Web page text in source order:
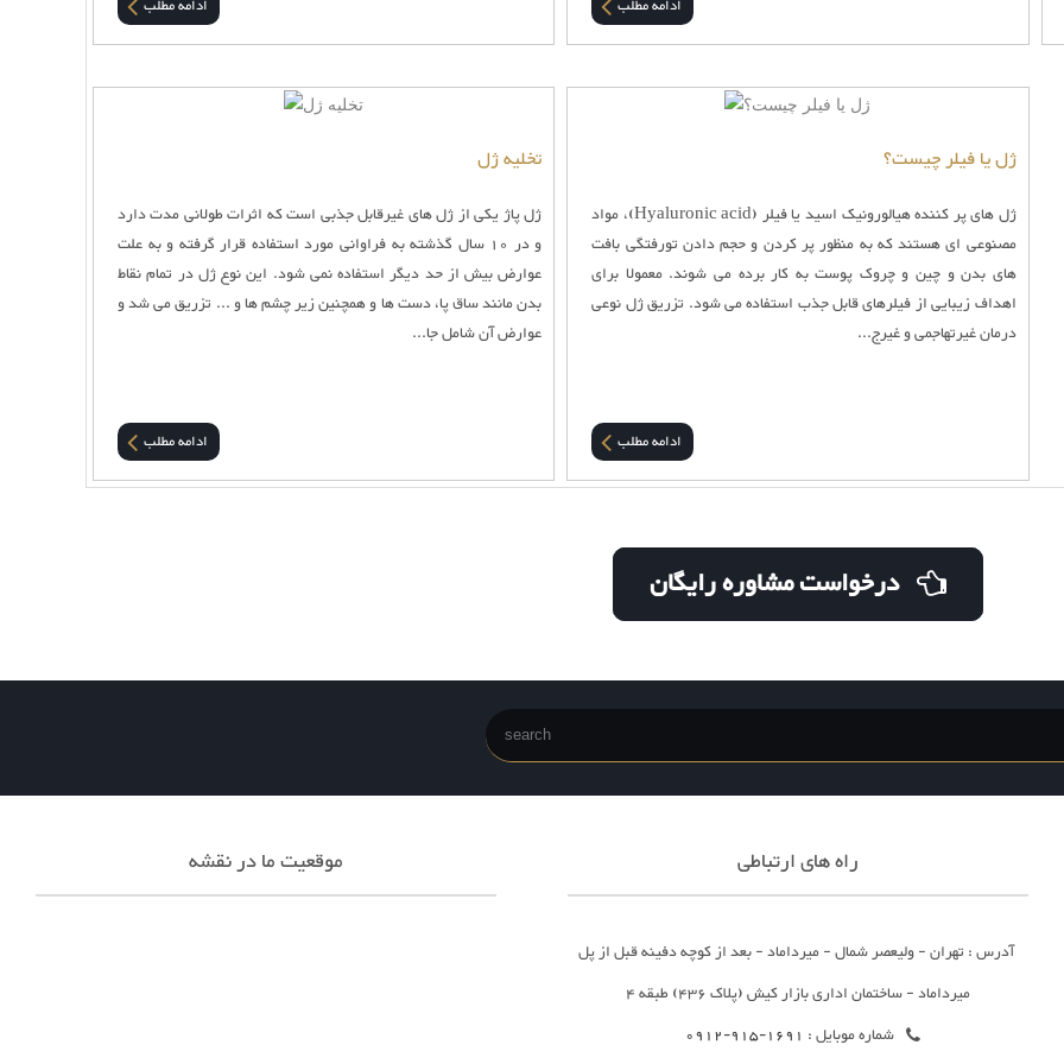
ادامه مطلب ادامه مطلب
تخلیه ژل
ژل پاژ یکی از ژل های غیرقابل جذبی است که اثرات طولانی مدت دارد
و در 10 سال گذشته به فراوانی مورد استفاده قرار گرفته و به علت
عوارض بیش از حد دیگر استفاده نمی شود. این نوع ژل در تمام نقاط
بدن مانند ساق پا، دست ها و همچنین زیر چشم ها و ... تزریق می شد و
عوارض آن شامل جا...
ادامه مطلب
ژل یا فیلر چیست؟
ژل های پر کننده هیالورونیک اسید یا فیلر (Hyaluronic acid)، مواد
مصنوعی ای هستند که به منظور پر کردن و حجم دادن تورفتگی بافت
های بدن و چین و چروک پوست به کار برده می شوند. معمولا برای
اهداف زیبایی از فیلرهای قابل جذب استفاده می شود. تزریق ژل نوعی
درمان غیرتهاجمی و غیرج...
ادامه مطلب
درخواست مشاوره رایگان
موقعیت ما در نقشه راه های ارتباطی
آدرس : تهران - ولیعصر شمال - میرداماد - بعد از کوچه دفینه قبل از پل
میرداماد - ساختمان اداری بازار کیش (پلاک 436) طبقه 4
شماره موبایل : 1691-915-0912